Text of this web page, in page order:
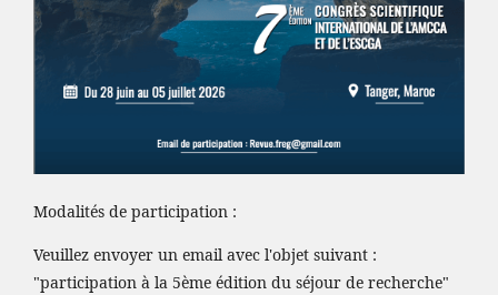
Modalités de participation :
Veuillez envoyer un email avec l'objet suivant :
"participation à la 5ème édition du séjour de recherche"